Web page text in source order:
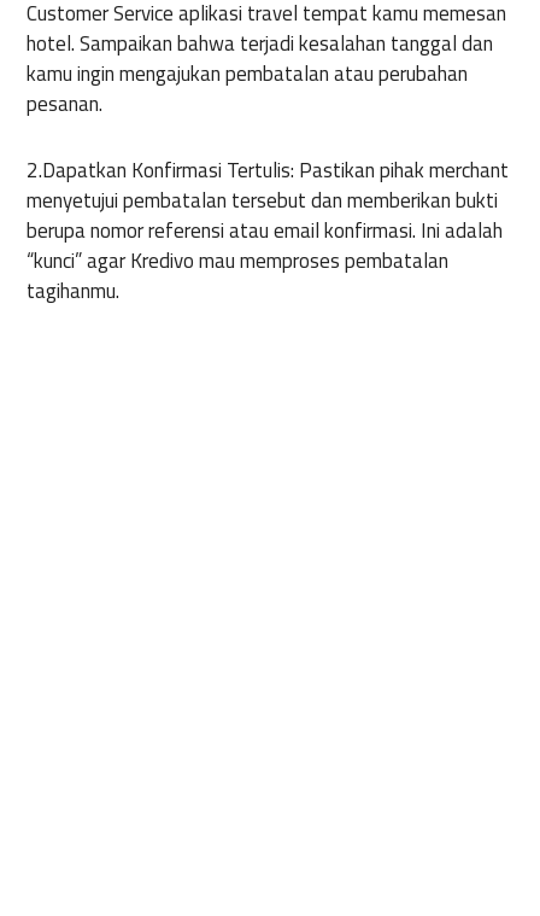
Customer Service aplikasi travel tempat kamu memesan
hotel. Sampaikan bahwa terjadi kesalahan tanggal dan
kamu ingin mengajukan pembatalan atau perubahan
pesanan.
2.Dapatkan Konfirmasi Tertulis: Pastikan pihak merchant
menyetujui pembatalan tersebut dan memberikan bukti
berupa nomor referensi atau email konfirmasi. Ini adalah
“kunci” agar Kredivo mau memproses pembatalan
tagihanmu.